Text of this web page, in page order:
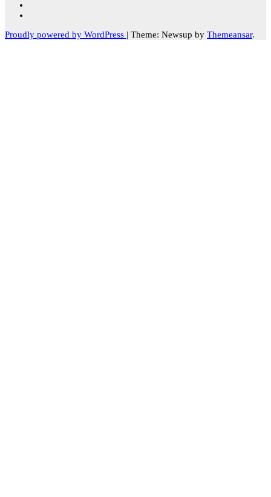
Proudly powered by WordPress | Theme: Newsup by Themeansar.